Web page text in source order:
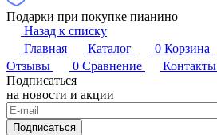
Подарки при покупке пианино
Назад к списку
Главная
Каталог 0 Корзина
Отзывы
0 Сравнение Контакты
Подписаться
на новости и акции
Подписаться